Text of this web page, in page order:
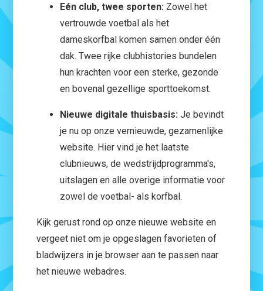
Eén club, twee sporten: Zowel het
vertrouwde voetbal als het
dameskorfbal komen samen onder één
dak. Twee rijke clubhistories bundelen
hun krachten voor een sterke, gezonde
en bovenal gezellige sporttoekomst.
Nieuwe digitale thuisbasis: Je bevindt
je nu op onze vernieuwde, gezamenlijke
website. Hier vind je het laatste
clubnieuws, de wedstrijdprogramma's,
uitslagen en alle overige informatie voor
zowel de voetbal- als korfbal.
Kijk gerust rond op onze nieuwe website en
vergeet niet om je opgeslagen favorieten of
bladwijzers in je browser aan te passen naar
het nieuwe webadres.